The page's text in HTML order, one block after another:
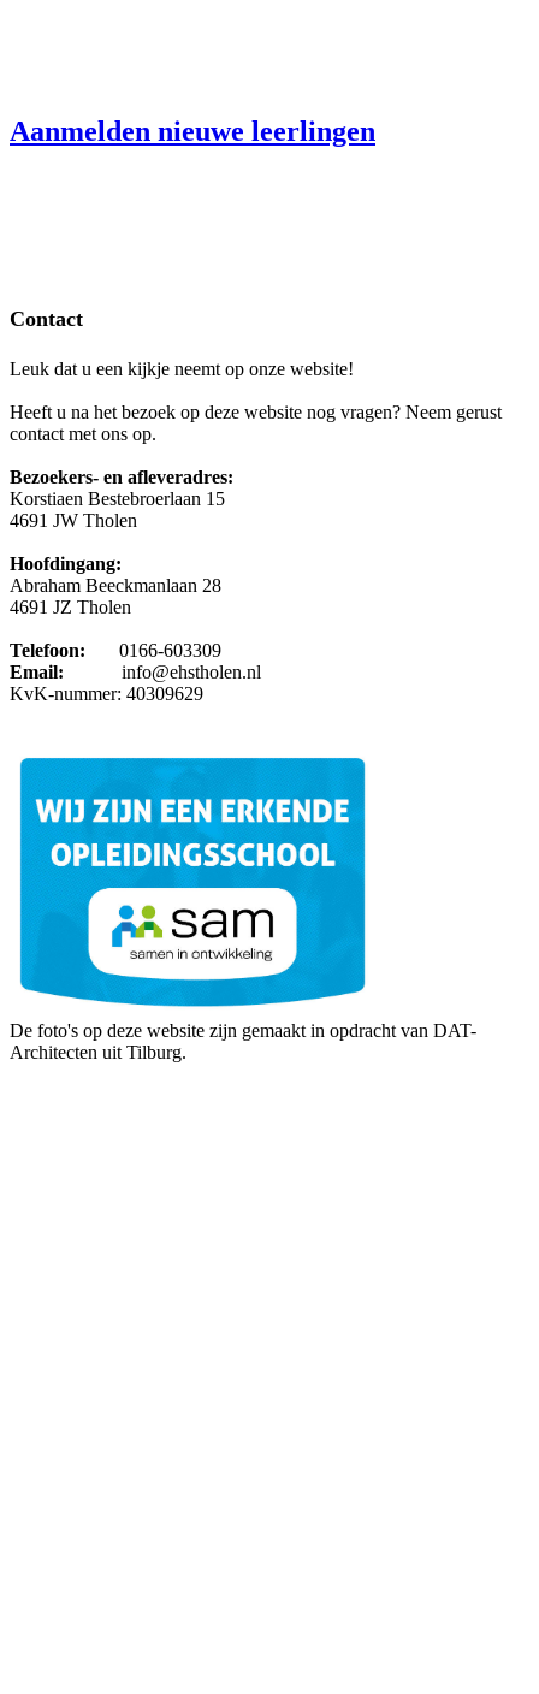
Aanmelden nieuwe leerlingen
Contact
Leuk dat u een kijkje neemt op onze website!
Heeft u na het bezoek op deze website nog vragen? Neem gerust
contact met ons op.
Bezoekers- en afleveradres:
Korstiaen Bestebroerlaan 15
4691 JW Tholen
Hoofdingang:
Abraham Beeckmanlaan 28
4691 JZ Tholen
Telefoon: 0166-603309
Email:
info@ehstholen.nl
KvK-nummer: 40309629
De foto's op deze website zijn gemaakt in opdracht van DAT-
Architecten uit Tilburg.